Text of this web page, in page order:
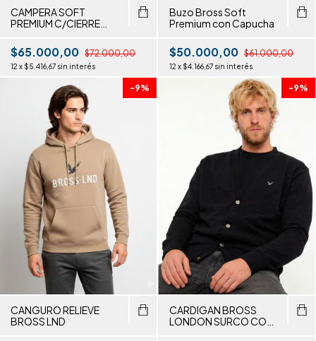
CAMPERA SOFT
PREMIUM C/CIERRE
$65.000,00 $72.000,00
12 x $5.416,67 sin interés
Buzo Bross Soft
Premium con Capucha
$50.000,00 $61.000,00
12 x $4.166,67 sin interés
-9%
CANGURO RELIEVE
BROSS LND
-9%
CARDIGAN BROSS
LONDON SURCO CON